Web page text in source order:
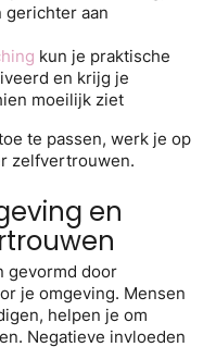
gerichter aan
kun je praktische
en krijg je
moeilijk ziet
te passen, werk je op
zelfvertrouwen.
en
gevormd door
je omgeving. Mensen
helpen je om
Negatieve invloeden